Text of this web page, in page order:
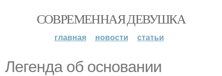
СОВРЕМЕННАЯ ДЕВУШКА
главная новости статьи
Легенда об основании